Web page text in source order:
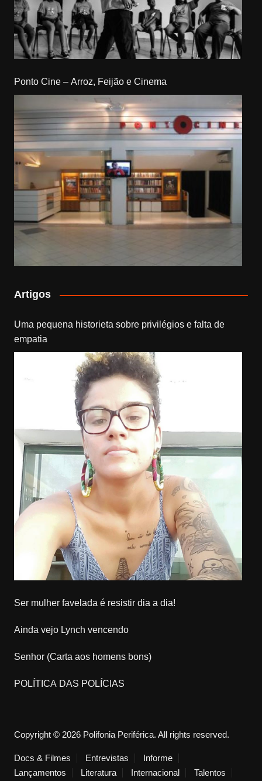
Ponto Cine – Arroz, Feijão e Cinema
Artigos
Uma pequena historieta sobre privilégios e falta de
empatia
Ser mulher favelada é resistir dia a dia!
Ainda vejo Lynch vencendo
Senhor (Carta aos homens bons)
POLÍTICA DAS POLÍCIAS
Copyright © 2026 Polifonia Periférica. All rights reserved.
Docs & Filmes Entrevistas
Informe
Lançamentos
Literatura Internacional Talentos